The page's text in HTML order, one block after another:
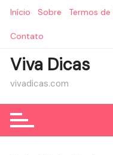
Início Sobre Termos de
Contato
Viva Dicas
vivadicas.com